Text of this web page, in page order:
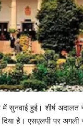
में सुनवाई हुई। शीर्ष
है। एसएलपी पर